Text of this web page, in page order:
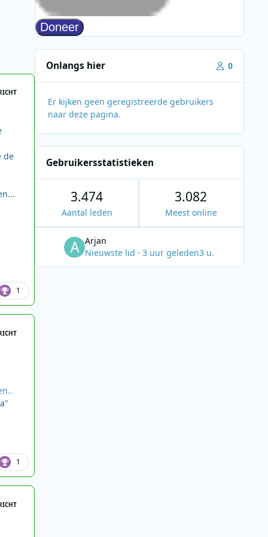
de
1
1
Onlangs hier 0
Er kijken geen geregistreerde gebruikers
naar deze pagina.
Gebruikersstatistieken
3.474
Aantal leden
3.082
Meest online
Arjan
Nieuwste lid ·3 uur geleden3 u.